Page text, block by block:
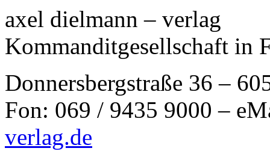
axel dielmann – verlag
Kommanditgesellschaft in
Donnersbergstraße 36 –
Fon: 069 / 9435 9000 –
verlag.de